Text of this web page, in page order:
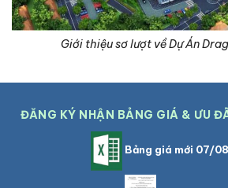
Giới thiệu sơ lượt về Dự Án
ĐĂNG KÝ NHẬN BẢNG GIÁ & ƯU
Bảng giá mới 07/